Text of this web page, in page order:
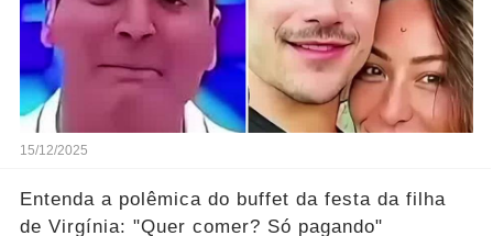
15/12/2025
Entenda a polêmica do buffet da festa da filha
de Virgínia: "Quer comer? Só pagando"